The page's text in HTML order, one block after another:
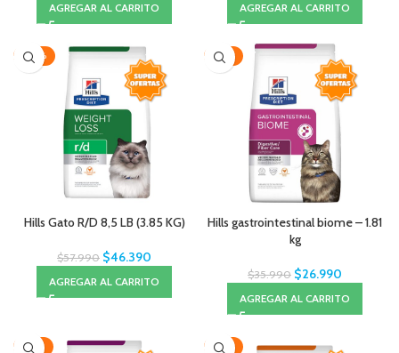
AGREGAR AL CARRITO AGREGAR AL CARRITO
-20%
Hills Gato R/D 8,5 LB (3.85 KG)
$57.990 $46.390
AGREGAR AL CARRITO
-25%
Hills gastrointestinal biome – 1.81
kg
$35.990 $26.990
AGREGAR AL CARRITO
-22% -25%